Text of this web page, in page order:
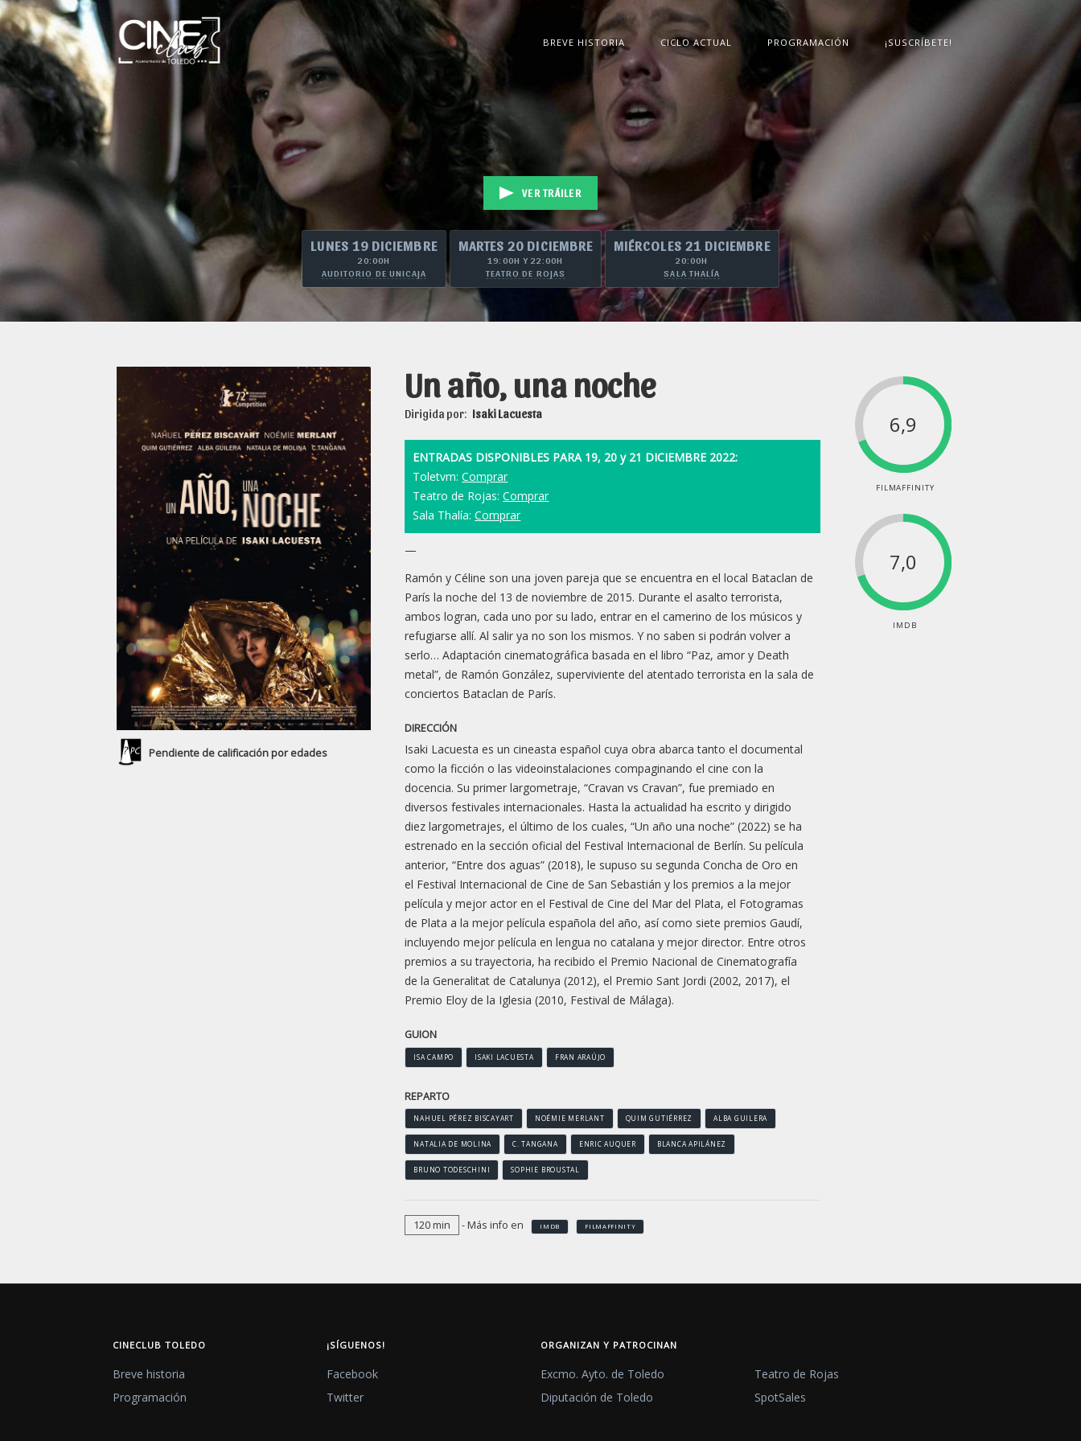
BREVE HISTORIA CICLO ACTUAL PROGRAMACIÓN ¡SUSCRÍBETE!
VER TRÁILER
LUNES 19 DICIEMBRE
20:00H
AUDITORIO DE UNICAJA
MARTES 20 DICIEMBRE
19:00H Y 22:00H
TEATRO DE ROJAS
MIÉRCOLES 21 DICIEMBRE
20:00H
SALA THALÍA
Pendiente de calificación por edades
Un año, una noche
Dirigida por: Isaki Lacuesta
ENTRADAS DISPONIBLES PARA 19, 20 y 21 DICIEMBRE 2022:
Toletvm:Comprar
Teatro de Rojas:Comprar
Sala Thalía:Comprar
—
Ramón y Céline son una joven pareja que se encuentra en el local Bataclan de
París la noche del 13 de noviembre de 2015. Durante el asalto terrorista,
ambos logran, cada uno por su lado, entrar en el camerino de los músicos y
refugiarse allí. Al salir ya no son los mismos. Y no saben si podrán volver a
serlo… Adaptación cinematográfica basada en el libro “Paz, amor y Death
metal”, de Ramón González, superviviente del atentado terrorista en la sala de
conciertos Bataclan de París.
DIRECCIÓN
Isaki Lacuesta es un cineasta español cuya obra abarca tanto el documental
como la ficción o las videoinstalaciones compaginando el cine con la
docencia. Su primer largometraje, “Cravan vs Cravan”, fue premiado en
diversos festivales internacionales. Hasta la actualidad ha escrito y dirigido
diez largometrajes, el último de los cuales, “Un año una noche” (2022) se ha
estrenado en la sección oficial del Festival Internacional de Berlín. Su película
anterior, “Entre dos aguas” (2018), le supuso su segunda Concha de Oro en
el Festival Internacional de Cine de San Sebastián y los premios a la mejor
película y mejor actor en el Festival de Cine del Mar del Plata, el Fotogramas
de Plata a la mejor película española del año, así como siete premios Gaudí,
incluyendo mejor película en lengua no catalana y mejor director. Entre otros
premios a su trayectoria, ha recibido el Premio Nacional de Cinematografía
de la Generalitat de Catalunya (2012), el Premio Sant Jordi (2002, 2017), el
Premio Eloy de la Iglesia (2010, Festival de Málaga).
GUION
ISA CAMPO ISAKI LACUESTA FRAN ARAÚJO
REPARTO
NAHUEL PÉREZ BISCAYART NOÉMIE MERLANT QUIM GUTIÉRREZ ALBA GUILERA
NATALIA DE MOLINA C. TANGANA ENRIC AUQUER BLANCA APILÁNEZ
BRUNO TODESCHINI SOPHIE BROUSTAL
120 min - Más info en IMDB FILMAFFINITY
6,9
FILMAFFINITY
7,0
IMDB
CINECLUB TOLEDO
Breve historia
Programación
¡SÍGUENOS!
Facebook
Twitter
ORGANIZAN Y PATROCINAN
Excmo. Ayto. de Toledo
Diputación de Toledo
Teatro de Rojas
SpotSales